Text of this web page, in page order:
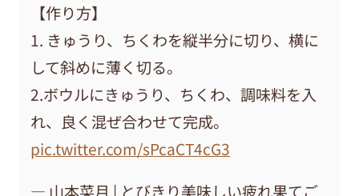
【作り方】
1. きゅうり、ちくわを縦半分に切り、横に
して斜めに薄く切る。
2.ボウルにきゅうり、ちくわ、調味料を入
れ、良く混ぜ合わせて完成。
pic.twitter.com/sPcaCT4cG3
— 山本菜月 | とびきり美味しい疲れ果てご